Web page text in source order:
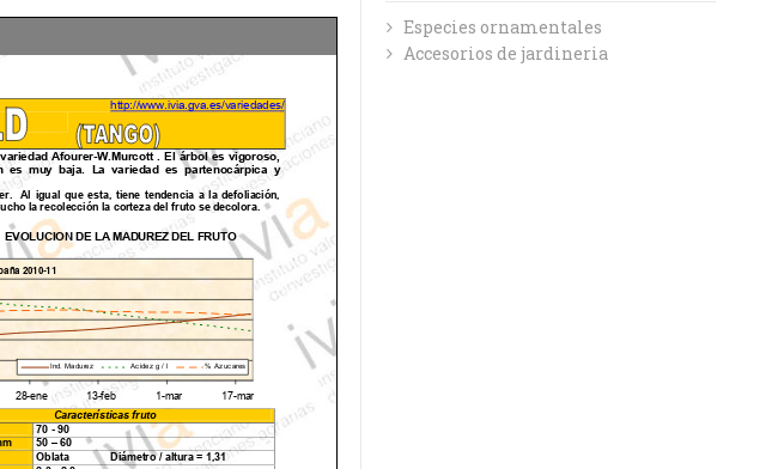
Especies ornamentales
Accesorios de jardineria